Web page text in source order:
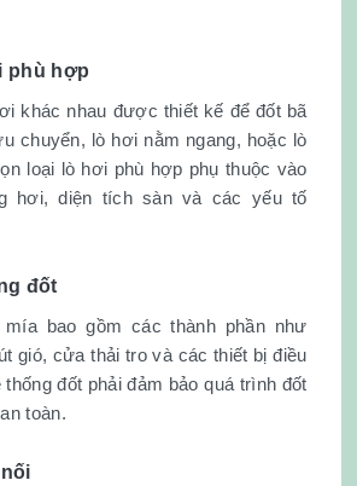
phù hợp
khác nhau được thiết kế để đốt bã
chuyển, lò hơi nằm ngang, hoặc lò
loại lò hơi phù hợp phụ thuộc vào
hơi, diện tích sàn và các yếu tố
đốt
bao gồm các thành phần như
gió, cửa thải tro và các thiết bị điều
đốt phải đảm bảo quá trình đốt
toàn.